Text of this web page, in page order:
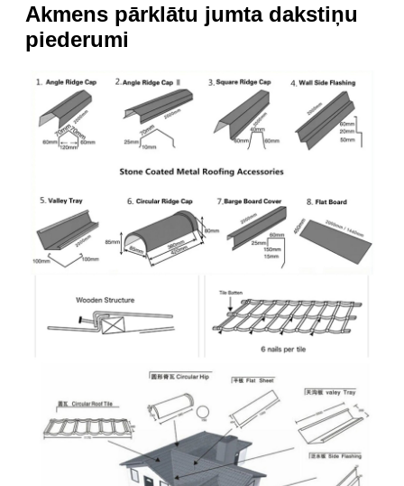
Akmens pārklātu jumta dakstiņu
piederumi